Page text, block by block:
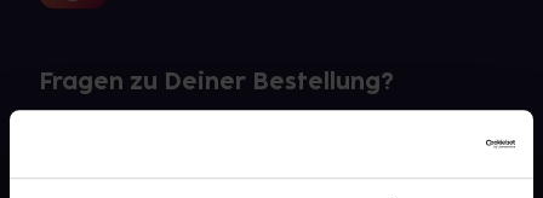
Fragen zu Deiner Bestellung?